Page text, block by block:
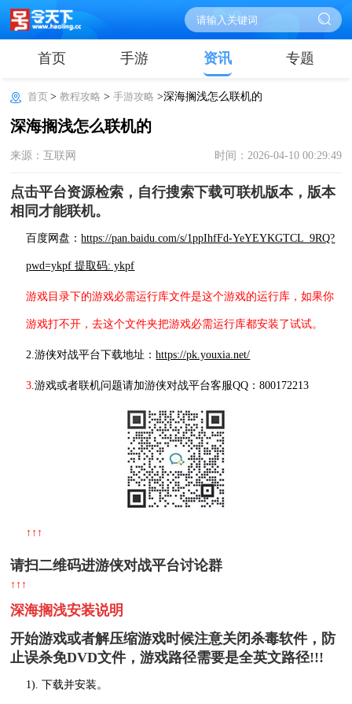
首页 手游 资讯 专题
首页>教程攻略 >手游攻略 >深海搁浅怎么联机的
深海搁浅怎么联机的
来源：互联网 时间：2026-04-10 00:29:49
点击平台资源检索，自行搜索下载可联机版本，版本
相同才能联机。
百度网盘：https://pan.baidu.com/s/1ppIhfFd-YeYEYKGTCL_9RQ?
pwd=ykpf 提取码: ykpf
游戏目录下的游戏必需运行库文件是这个游戏的运行库，如果你
游戏打不开，去这个文件夹把游戏必需运行库都安装了试试。
2.游侠对战平台下载地址：https://pk.youxia.net/
3 .游戏或者联机问题请加游侠对战平台客服QQ：800172213
↑↑↑
请扫二维码进游侠对战平台讨论群
↑↑↑
深海搁浅安装说明
开始游戏或者解压缩游戏时候注意关闭杀毒软件，防
止误杀免DVD文件，游戏路径需要是全英文路径!!!
1). 下载并安装。